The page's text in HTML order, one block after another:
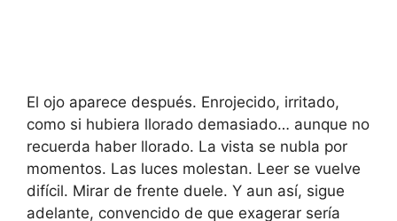
El ojo aparece después. Enrojecido, irritado,
como si hubiera llorado demasiado… aunque no
recuerda haber llorado. La vista se nubla por
momentos. Las luces molestan. Leer se vuelve
difícil. Mirar de frente duele. Y aun así, sigue
adelante, convencido de que exagerar sería